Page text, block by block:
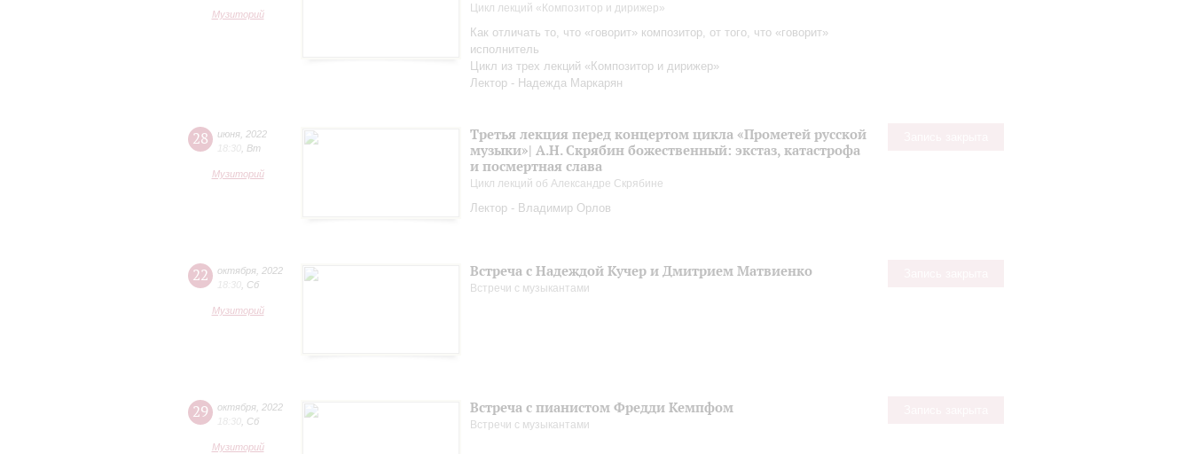
Музиторий Цикл лекций «Композитор и дирижер»
Как отличать то, что «говорит» композитор, от того, что «говорит»
исполнитель
Цикл из трех лекций «Композитор и дирижер»
Лектор - Надежда Маркарян
28 июня 2022
18:30 Вт
Музиторий
Третья лекция перед концертом цикла «Прометей русской
музыки»| А.Н. Скрябин божественный: экстаз, катастрофа
и посмертная слава
Цикл лекций об Александре Скрябине
Лектор - Владимир Орлов
22 октября 2022
18:30 Сб
Музиторий
Встреча с Надеждой Кучер и Дмитрием Матвиенко
Встречи с музыкантами
29 октября 2022
18:30 Сб
Музиторий
Встреча с пианистом Фредди Кемпфом
Встречи с музыкантами